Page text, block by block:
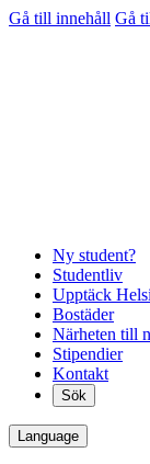
Gå till innehåll Gå
Ny student?
Studentliv
Upptäck
Bostäder
Närheten till
Stipendier
Kontakt
Sök
Language